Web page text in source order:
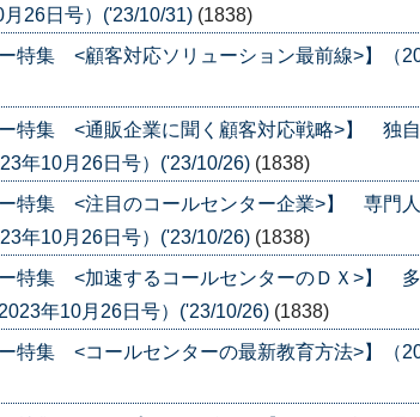
26日号）('23/10/31) (1838)
ー特集 <顧客対応ソリューション最前線>】（
ー特集 <通販企業に聞く顧客対応戦略>】 独自
年10月26日号）('23/10/26) (1838)
ー特集 <注目のコールセンター企業>】 専門
年10月26日号）('23/10/26) (1838)
ー特集 <加速するコールセンターのＤＸ>】
年10月26日号）('23/10/26) (1838)
ー特集 <コールセンターの最新教育方法>】（